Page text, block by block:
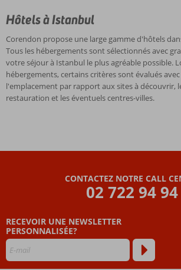
Hôtels à Istanbul
Corendon propose une large gamme d'hôtels
Tous les hébergements sont sélectionnés avec
votre séjour à Istanbul le plus agréable possible.
hébergements, certains critères sont évalués
l'emplacement par rapport aux sites à découvrir,
restauration et les éventuels centres-villes.
CONTACTEZ NOTRE CALL
02 722 94 94
RECEVOIR UNE NEWSLETTER
PERSONNALISÉE?